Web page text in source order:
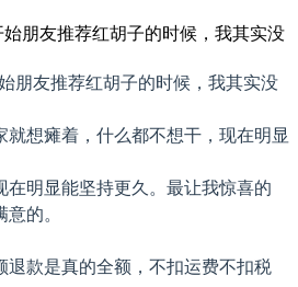
朋友推荐红胡子的时候，我其实没
朋友推荐红胡子的时候，我其实没
想瘫着，什么都不想干，现在明显
明显能坚持更久。最让我惊喜的
的。
款是真的全额，不扣运费不扣税